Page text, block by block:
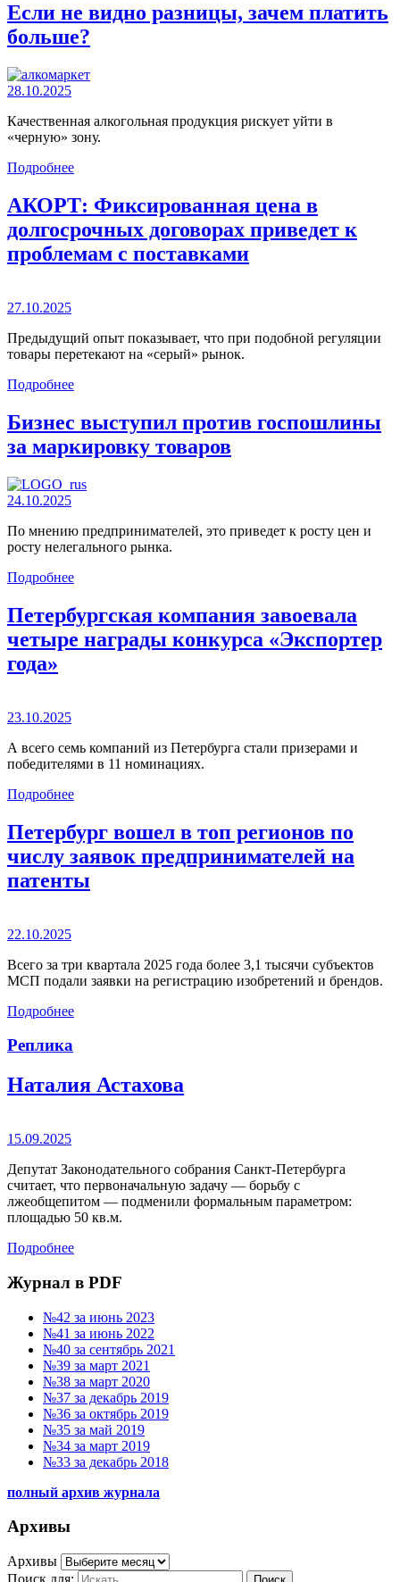
Если не видно разницы, зачем платить
больше?
28.10.2025
Качественная алкогольная продукция рискует уйти в
«черную» зону.
Подробнее
АКОРТ: Фиксированная цена в
долгосрочных договорах приведет к
проблемам с поставками
27.10.2025
Предыдущий опыт показывает, что при подобной регуляции
товары перетекают на «серый» рынок.
Подробнее
Бизнес выступил против госпошлины
за маркировку товаров
24.10.2025
По мнению предпринимателей, это приведет к росту цен и
росту нелегального рынка.
Подробнее
Петербургская компания завоевала
четыре награды конкурса «Экспортер
года»
23.10.2025
А всего семь компаний из Петербурга стали призерами и
победителями в 11 номинациях.
Подробнее
Петербург вошел в топ регионов по
числу заявок предпринимателей на
патенты
22.10.2025
Всего за три квартала 2025 года более 3,1 тысячи субъектов
МСП подали заявки на регистрацию изобретений и брендов.
Подробнее
Реплика
Наталия Астахова
15.09.2025
Депутат Законодательного собрания Санкт-Петербурга
считает, что первоначальную задачу — борьбу с
лжеобщепитом — подменили формальным параметром:
площадью 50 кв.м.
Подробнее
Журнал в PDF
№42 за июнь 2023
№41 за июнь 2022
№40 за сентябрь 2021
№39 за март 2021
№38 за март 2020
№37 за декабрь 2019
№36 за октябрь 2019
№35 за май 2019
№34 за март 2019
№33 за декабрь 2018
полный архив журнала
Архивы
Архивы
Поиск для: